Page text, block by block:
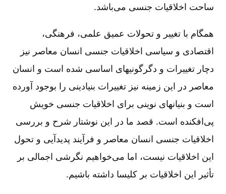
ساحت اخلاقیات جنسی می‌باشد.
همگام با تغییر و تحولات عمیق علمی‌، فرهنگی‌،
اقتصادی و سیاسی اخلاقیات جنسی انسان معاصر نیز
دچار تغییرات و دگرگونیهای اساسی شده است و انسان
معاصر در این زمینه نیز تغییرات بنیادینی را بوجود آورده
است و بنیانهای نوینی برای اخلاقیات جنسی خویش
پی‌افکنده است‌. قصد ما در این نوشتار شرح و بررسی
اخلاقیات جنسی انسان معاصر و فرآیند پدیدآیی و تحول
این اخلاقیات نیست‌، اما می‌خواهیم نگرشی اجمالی بر
تأثیر این اخلاقیات بر کلیسا داشته باشیم‌.